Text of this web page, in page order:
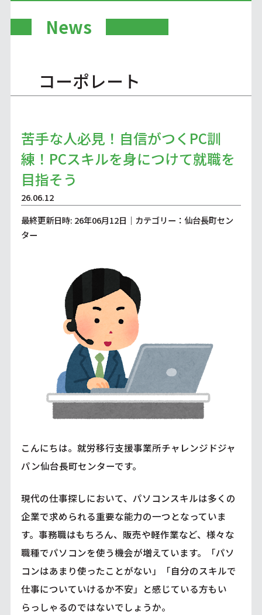
News
コーポレート
苦手な人必見！自信がつくPC訓
練！PCスキルを身につけて就職を
目指そう
26.06.12
最終更新日時: 26年06月12日｜カテゴリー：仙台長町セン
ター
こんにちは。就労移行支援事業所チャレンジドジャ
パン仙台長町センターです。
現代の仕事探しにおいて、パソコンスキルは多くの
企業で求められる重要な能力の一つとなっていま
す。事務職はもちろん、販売や軽作業など、様々な
職種でパソコンを使う機会が増えています。「パソ
コンはあまり使ったことがない」「自分のスキルで
仕事についていけるか不安」と感じている方もい
らっしゃるのではないでしょうか。